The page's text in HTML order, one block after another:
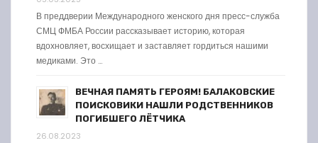
В преддверии Международного женского дня пресс-служба
СМЦ ФМБА России рассказывает историю, которая
вдохновляет, восхищает и заставляет гордиться нашими
медиками. Это …
ВЕЧНАЯ ПАМЯТЬ ГЕРОЯМ! БАЛАКОВСКИЕ
ПОИСКОВИКИ НАШЛИ РОДСТВЕННИКОВ
ПОГИБШЕГО ЛЁТЧИКА
26.08.2023